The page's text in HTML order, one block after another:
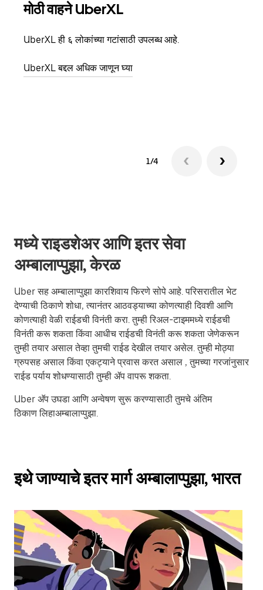
मोठी वाहने UberXL
UberXL ही ६ लोकांच्या गटांसाठी उपलब्ध आहे.
UberXL बद्दल अधिक जाणून घ्या
1/4
मध्ये राइडशेअर आणि इतर सेवा
अम्बालाप्पुझा, केरळ
Uber सह अम्बालाप्पुझा कारशिवाय फिरणे सोपे आहे. परिसरातील भेट
देण्याची ठिकाणे शोधा, त्यानंतर आठवड्याच्या कोणत्याही दिवशी आणि
कोणत्याही वेळी राईडची विनंती करा. तुम्ही रिअल-टाइममध्ये राईडची
विनंती करू शकता किंवा आधीच राईडची विनंती करू शकता जेणेकरून
तुम्ही तयार असाल तेव्हा तुमची राईड देखील तयार असेल. तुम्ही मोठ्या
ग्रुपसह असाल किंवा एकट्याने प्रवास करत असाल , तुमच्या गरजांनुसार
राईड पर्याय शोधण्यासाठी तुम्ही ॲप वापरू शकता.
Uber अ‍ॅप उघडा आणि अन्वेषण सुरू करण्यासाठी तुमचे अंतिम
ठिकाण लिहाअम्बालाप्पुझा.
इथे जाण्याचे इतर मार्ग अम्बालाप्पुझा, भारत